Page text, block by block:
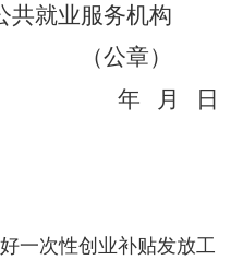
共就业服务机构
（公章）
年
月 日
一次性创业补贴发放工